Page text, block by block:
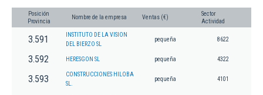
Posición
Provincia
Nombre de la empresa Ventas (€)
Sector
Actividad
3.591
INSTITUTO DE LA VISION
DEL BIERZO SL
pequeña 8622
3.592 HERESGON SL pequeña 4322
3.593
CONSTRUCCIONES HILOBA
SL.
pequeña 4101